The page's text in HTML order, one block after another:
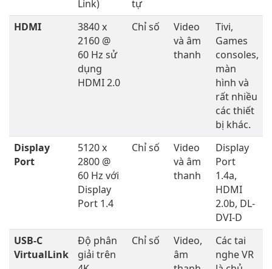
Link)
tự
HDMI
3840 x
2160 @
60 Hz sử
dụng
HDMI 2.0
Chỉ số
Video
và âm
thanh
Tivi,
Games
consoles,
màn
hình và
rất nhiều
các thiết
bị khác.
Display
Port
5120 x
2800 @
60 Hz với
Display
Port 1.4
Chỉ số
Video
và âm
thanh
Display
Port
1.4a,
HDMI
2.0b, DL-
DVI-D
USB-C
VirtualLink
Độ phân
giải trên
Chỉ số
Video,
âm
Các tai
nghe VR